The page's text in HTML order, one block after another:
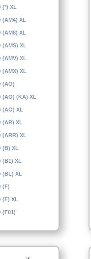
(*) XL
(AM4) XL
(AM8) XL
(AMS) XL
(AMV) XL
(AMX) XL
(AO)
(AO) (KA) XL
(AO) XL
(AR) XL
(ARR) XL
(B) XL
(B1) XL
(BL) XL
(F)
(F) XL
(F01)